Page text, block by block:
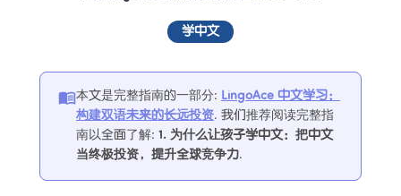
学中文
本文是完整指南的一部分: LingoAce 中文学习：
构建双语未来的长远投资. 我们推荐阅读完整指
南以全面了解: 1. 为什么让孩子学中文：把中文
当终极投资，提升全球竞争力.